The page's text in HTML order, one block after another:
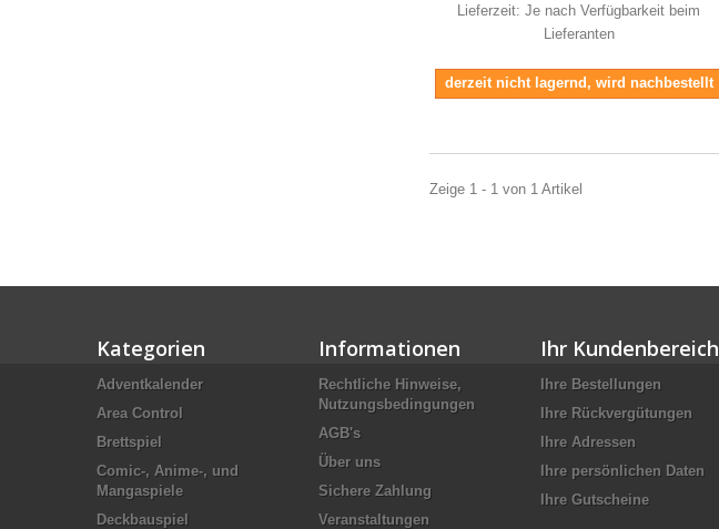
Lieferzeit: Je nach Verfügbarkeit beim
Lieferanten
derzeit nicht lagernd, wird nachbestellt
Zeige 1 - 1 von 1 Artikel
Kategorien
Adventkalender
Area Control
Brettspiel
Comic-, Anime-, und
Mangaspiele
Deckbauspiel
Informationen
Rechtliche Hinweise,
Nutzungsbedingungen
AGB's
Über uns
Sichere Zahlung
Veranstaltungen
Ihr Kundenbereich
Ihre Bestellungen
Ihre Rückvergütungen
Ihre Adressen
Ihre persönlichen Daten
Ihre Gutscheine